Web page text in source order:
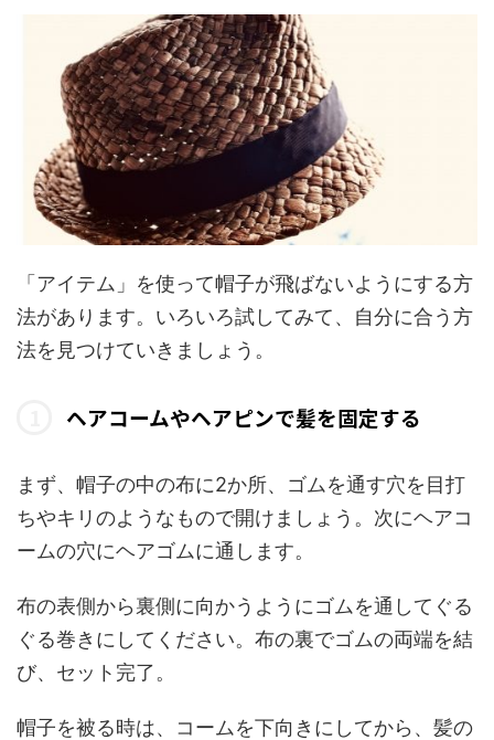
「アイテム」を使って帽子が飛ばないようにする方
法があります。いろいろ試してみて、自分に合う方
法を見つけていきましょう。
ヘアコームやヘアピンで髪を固定する
まず、帽子の中の布に2か所、ゴムを通す穴を目打
ちやキリのようなもので開けましょう。次にヘアコ
ームの穴にヘアゴムに通します。
布の表側から裏側に向かうようにゴムを通してぐる
ぐる巻きにしてください。布の裏でゴムの両端を結
び、セット完了。
帽子を被る時は、コームを下向きにしてから、髪の